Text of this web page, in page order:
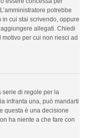
potrebbe
cui stai scrivendo, oppure
allegati. Chiedi
per cui non riesci ad
serie di regole per la
infranta una, può mandarti
questa è una decisione
ha niente a che fare con